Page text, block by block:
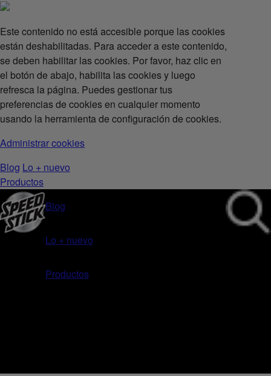
Este contenido no está accesible porque las cookies
están deshabilitadas. Para acceder a este contenido,
se deben habilitar las cookies. Por favor, haz clic en
el botón de abajo, habilita las cookies y luego
refresca la página. Puedes gestionar tus
preferencias de cookies en cualquier momento
usando la herramienta de configuración de cookies.
Administrar cookies
Blog Lo + nuevo
Productos
Blog
Lo + nuevo
Productos